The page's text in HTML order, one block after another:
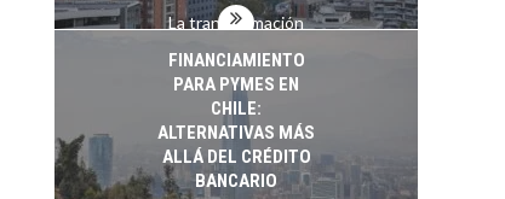
La transformación
recursos humanos en
las empresas…
FINANCIAMIENTO
PARA PYMES EN
CHILE:
ALTERNATIVAS MÁS
ALLÁ DEL CRÉDITO
BANCARIO